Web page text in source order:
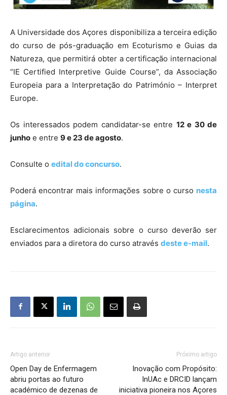
A Universidade dos Açores disponibiliza a terceira edição
do curso de pós-graduação em Ecoturismo e Guias da
Natureza, que permitirá obter a certificação internacional
“IE Certified Interpretive Guide Course”, da Associação
Europeia para a Interpretação do Património – Interpret
Europe.
Os interessados podem candidatar-se entre 12 e 30 de
junho e entre 9 e 23 de agosto.
Consulte o edital do concurso.
Poderá encontrar mais informações sobre o curso nesta
página.
Esclarecimentos adicionais sobre o curso deverão ser
enviados para a diretora do curso através deste e-mail.
Artigo anterior
Open Day de Enfermagem
abriu portas ao futuro
académico de dezenas de
Próximo artigo
Inovação com Propósito:
InUAc e DRCID lançam
iniciativa pioneira nos Açores